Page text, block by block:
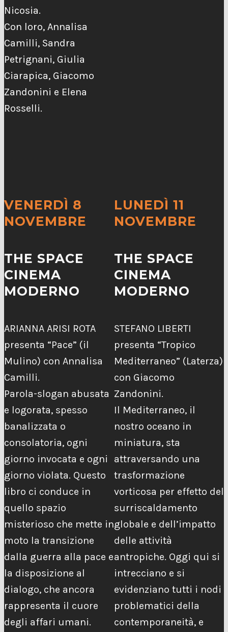
Nicosia.
Con loro, Annalisa
Camilli, Sandra
Petrignani, Giulia
Ciarapica, Giacomo
Zandonini e Elena
Rosselli.
VENERDÌ 8
NOVEMBRE
THE SPACE
CINEMA
MODERNO
ARIANNA ARISI ROTA
presenta “Pace” (il
Mulino) con Annalisa
Camilli.
Parola-slogan abusata
e logorata, spesso
banalizzata o
consolatoria, ogni
giorno invocata e ogni
giorno violata. Questo
libro ci conduce in
quello spazio
misterioso che mette in
moto la transizione
dalla guerra alla pace e
la disposizione al
dialogo, che ancora
rappresenta il cuore
degli affari umani.
LUNEDÌ 11
NOVEMBRE
THE SPACE
CINEMA
MODERNO
STEFANO LIBERTI
presenta “Tropico
Mediterraneo” (Laterza)
con Giacomo
Zandonini.
Il Mediterraneo, il
nostro oceano in
miniatura, sta
attraversando una
trasformazione
vorticosa per effetto del
surriscaldamento
globale e dell’impatto
delle attività
antropiche. Oggi qui si
intrecciano e si
evidenziano tutti i nodi
problematici della
contemporaneità, e